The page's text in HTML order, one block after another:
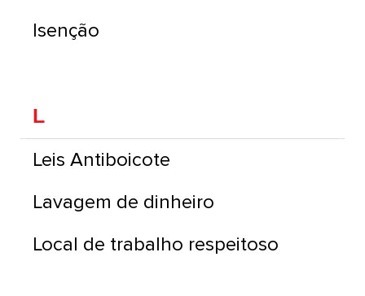
Isenção
L
Leis Antiboicote
Lavagem de dinheiro
Local de trabalho respeitoso